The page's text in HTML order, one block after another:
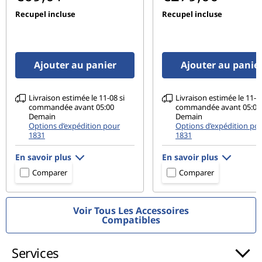
Gaming, rétroéclairé blanc
Audio
2 haut-parleurs stéréo de 2 W
Connectivité
Intel®WiFi 6 (802.11 ax)
Bluetooth®5.0
Caméra
HD 720p
Cache de confidentialité intégré à la webcam
Ports et emplacements
1 port USB-C 3.2 Gen 1
Recupel incluse
Ajouter au panier
Livraison estimée le 11-08 si
commandée avant 05:00
Demain
Options d’expédition pour
1831
En savoir plus
Comparer
Recupel incluse
Ajouter au
Livraison estimée le 11-
commandée avant 05:00
Demain
Options d’expédition
1831
En savoir plus
Comparer
Voir Tous Les Accessoires
Compatibles
Services